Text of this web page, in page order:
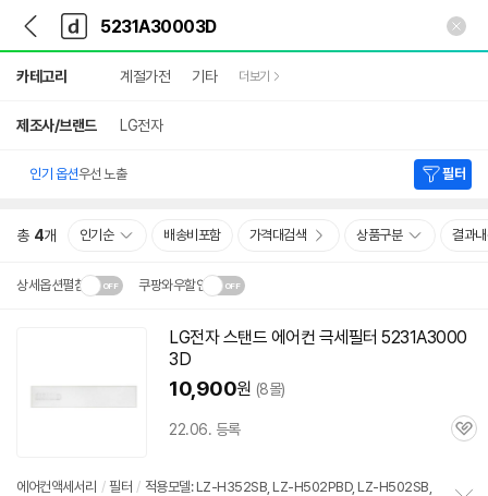
다
나
와
가
기
다
와
메
인
카테고리 계절가전 기타 더보기
제조사/브랜드 LG전자
인기 옵션우선 노출 필터
총 4개 인기순 배송비포함 가격대검색 상품구분 결과
상세옵션펼침 쿠팡와우할인
배송·설치비가 달라집니다.닫
기
LG전자 스탠드 에어컨 극세필터 5231A3000
3D
10,900원 (8몰)
22.06. 등록
관
에어컨액세서리 / 필터 / 적용모델: LZ-H352SB, LZ-H502PBD, LZ-H502SB,